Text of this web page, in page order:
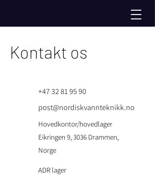
Kontakt os
+47 32 81 95 90
post@nordiskvannteknikk.no
Hovedkontor/hovedlager
Eikringen 9, 3036 Drammen,
Norge
ADR lager